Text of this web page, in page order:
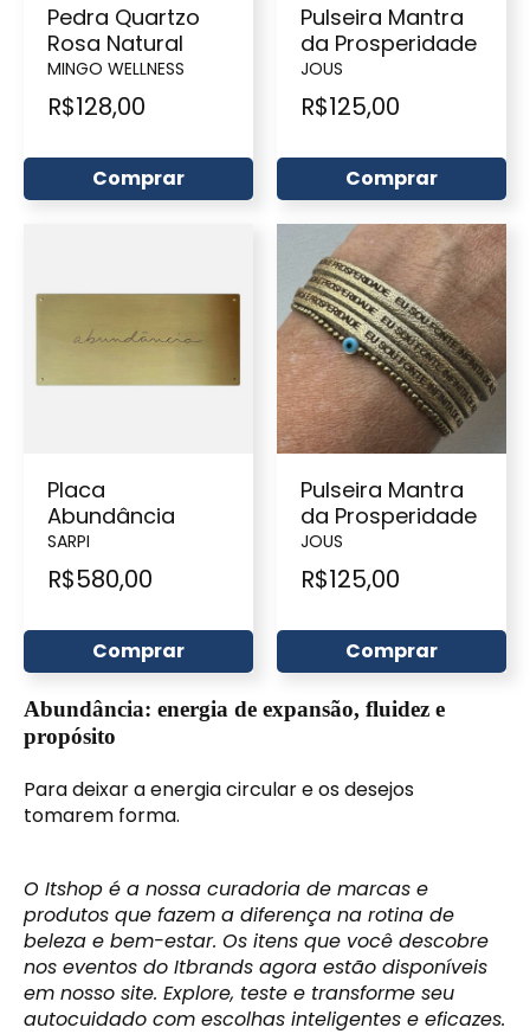
Pedra Quartzo
Rosa Natural
MINGO WELLNESS
R$128,00
Comprar
Pulseira Mantra
da Prosperidade
JOUS
R$125,00
Comprar
Placa
Abundância
SARPI
R$580,00
Comprar
Pulseira Mantra
da Prosperidade
JOUS
R$125,00
Comprar
Abundância: energia de expansão, fluidez e
propósito
Para deixar a energia circular e os desejos
tomarem forma.
O Itshop é a nossa curadoria de marcas e
produtos que fazem a diferença na rotina de
beleza e bem-estar. Os itens que você descobre
nos eventos do Itbrands agora estão disponíveis
em nosso site. Explore, teste e transforme seu
autocuidado com escolhas inteligentes e eficazes.